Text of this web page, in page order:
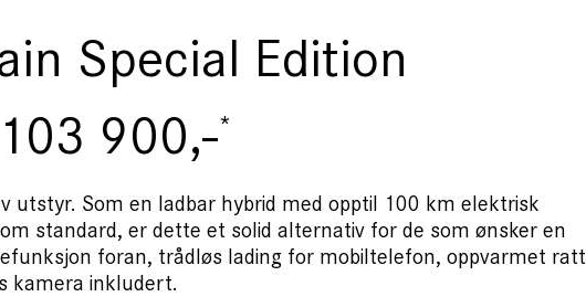
Special Edition
900,-*
utstyr. Som en ladbar hybrid med opptil 100 km elektrisk
standard, er dette et solid alternativ for de som ønsker en
foran, trådløs lading for mobiltelefon, oppvarmet ratt
kamera inkludert.